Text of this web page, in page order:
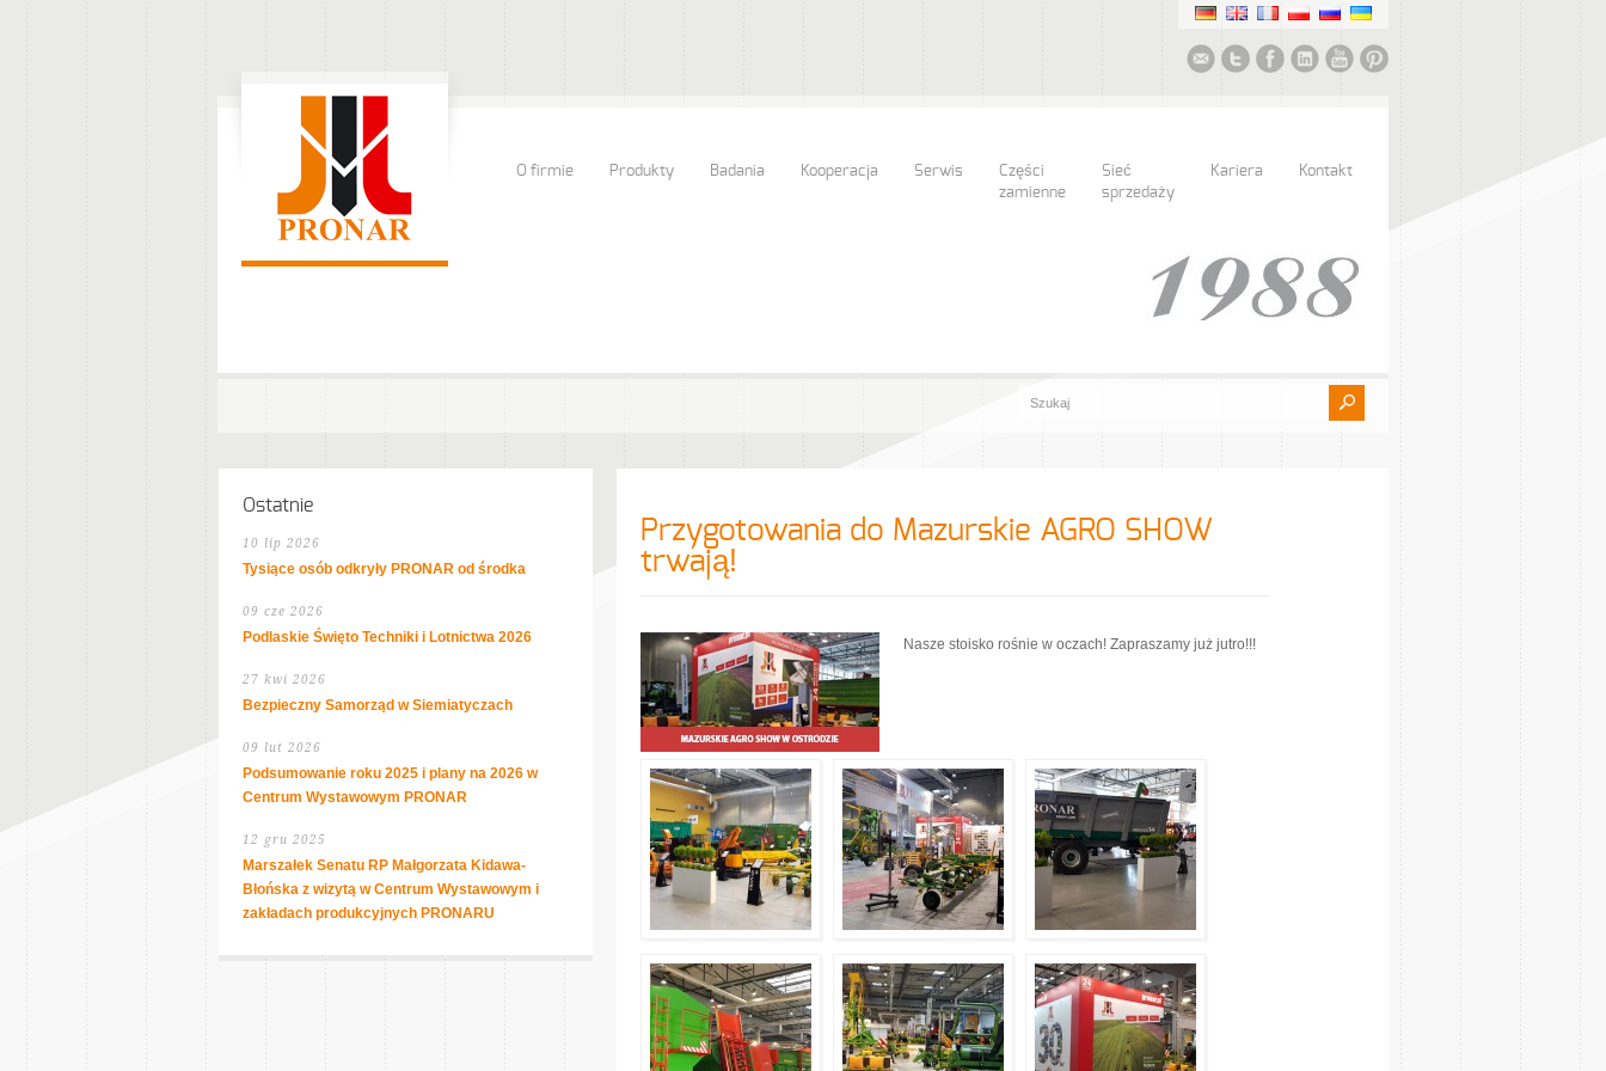
O firmie Produkty Badania Kooperacja Serwis
Części
zamienne
Sieć
sprzedaży
Kariera Kontakt
Przygotowania do Mazurskie AGRO SHOW
trwają!
Nasze stoisko rośnie w oczach! Zapraszamy już jutro!!!
Ostatnie
10 lip 2026
Tysiące osób odkryły PRONAR od środka
09 cze 2026
Podlaskie Święto Techniki i Lotnictwa 2026
27 kwi 2026
Bezpieczny Samorząd w Siemiatyczach
09 lut 2026
Podsumowanie roku 2025 i plany na 2026 w
Centrum Wystawowym PRONAR
12 gru 2025
Marszałek Senatu RP Małgorzata Kidawa-
Błońska z wizytą w Centrum Wystawowym i
zakładach produkcyjnych PRONARU